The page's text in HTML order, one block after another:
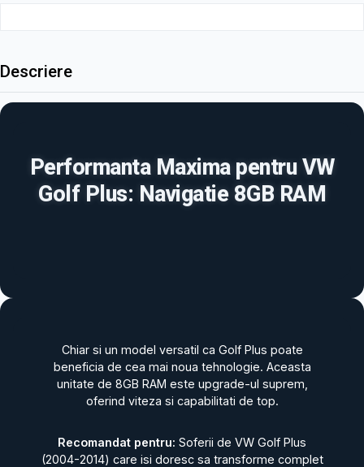
Descriere
Performanta Maxima pentru VW
Golf Plus: Navigatie 8GB RAM
Chiar si un model versatil ca Golf Plus poate
beneficia de cea mai noua tehnologie. Aceasta
unitate de 8GB RAM este upgrade-ul suprem,
oferind viteza si capabilitati de top.
Recomandat pentru: Soferii de VW Golf Plus
(2004-2014) care isi doresc sa transforme complet